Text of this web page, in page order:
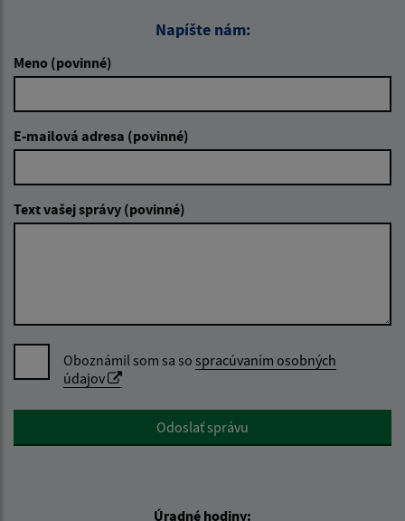
Napíšte nám:
Meno (povinné)
E-mailová adresa (povinné)
Text vašej správy (povinné)
Oboznámil som sa so spracúvaním osobných
údajov
Google reCaptcha ResponseOdoslať správu
Úradné hodiny: